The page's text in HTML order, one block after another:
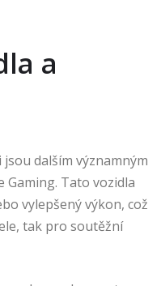
a
dalším významným
Gaming. Tato vozidla
vylepšený výkon, což
tak pro soutěžní